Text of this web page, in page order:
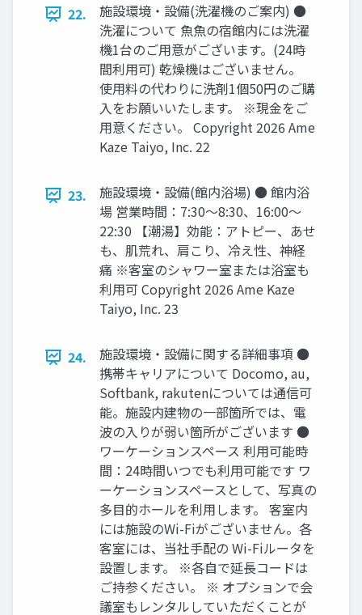
22.
施設環境‧設備(洗濯機のご案内) ●
洗濯について ⿂⿂の宿館内には洗濯
機1台のご⽤意がございます。(24時
間利⽤可) 乾燥機はございません。
使⽤料の代わりに洗剤1個50円のご購
⼊をお願いいたします。 ※現⾦をご
⽤意ください。 Copyright 2026 Ame
Kaze Taiyo, Inc. 22
23.
施設環境‧設備(館内浴場) ● 館内浴
場 営業時間：7:30〜8:30、16:00〜
22:30 【潮湯】効能：アトピー、あせ
も、肌荒れ、肩こり、冷え性、神経
痛 ※客室のシャワー室または浴室も
利⽤可 Copyright 2026 Ame Kaze
Taiyo, Inc. 23
24.
施設環境‧設備に関する詳細事項 ●
携帯キャリアについて Docomo, au,
Softbank, rakutenについては通信可
能。施設内建物の⼀部箇所では、電
波の⼊りが弱い箇所がございます ●
ワーケーションスペース 利⽤可能時
間：24時間いつでも利⽤可能です ワ
ーケーションスペースとして、写真の
多⽬的ホールを利⽤します。 客室内
には施設のWi-Fiがございません。各
客室には、当社⼿配の Wi-Fiルータを
設置します。 ※各⾃で延⻑コードは
ご持参ください。 ※ オプションで会
議室もレンタルしていただくことが